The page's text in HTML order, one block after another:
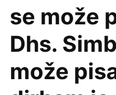
se može
Dhs.
može